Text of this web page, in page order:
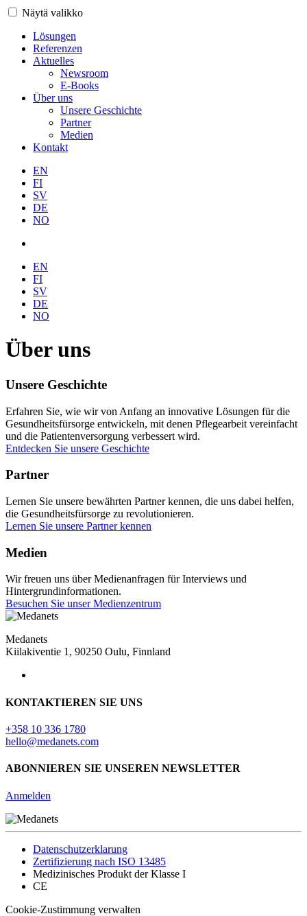
Näytä valikko
Lösungen
Referenzen
Aktuelles
Newsroom
E-Books
Über uns
Unsere Geschichte
Partner
Medien
Kontakt
EN
FI
SV
DE
NO
EN
FI
SV
DE
NO
Über uns
Unsere Geschichte
Erfahren Sie, wie wir von Anfang an innovative Lösungen für die
Gesundheitsfürsorge entwickeln, mit denen Pflegearbeit vereinfacht
und die Patientenversorgung verbessert wird.
Entdecken Sie unsere Geschichte
Partner
Lernen Sie unsere bewährten Partner kennen, die uns dabei helfen,
die Gesundheitsfürsorge zu revolutionieren.
Lernen Sie unsere Partner kennen
Medien
Wir freuen uns über Medienanfragen für Interviews und
Hintergrundinformationen.
Besuchen Sie unser Medienzentrum
Medanets
Kiilakiventie 1, 90250 Oulu, Finnland
KONTAKTIEREN SIE UNS
+358 10 336 1780
hello@medanets.com
ABONNIEREN SIE UNSEREN NEWSLETTER
Anmelden
Datenschutzerklarung
Zertifizierung nach ISO 13485
Medizinisches Produkt der Klasse I
CE
Cookie-Zustimmung verwalten